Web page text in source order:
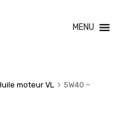
MENU
moteur VL
5W40 –